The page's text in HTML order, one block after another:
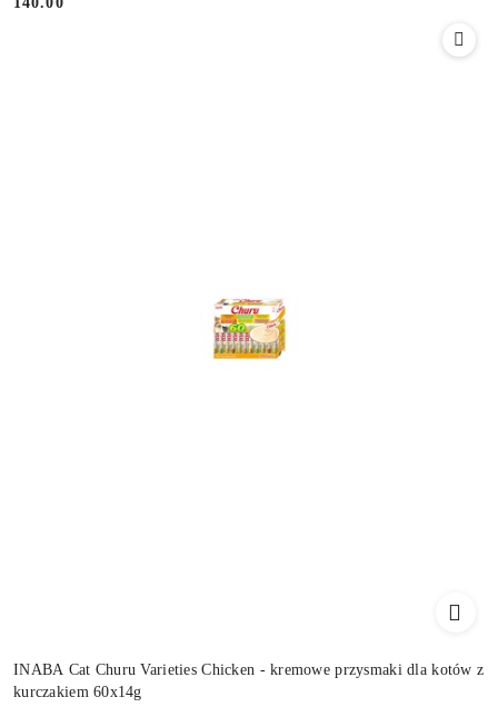
Cena:
INABA Cat Churu Varieties Chicken - kremowe przysmaki dla kotów z
kurczakiem 60x14g